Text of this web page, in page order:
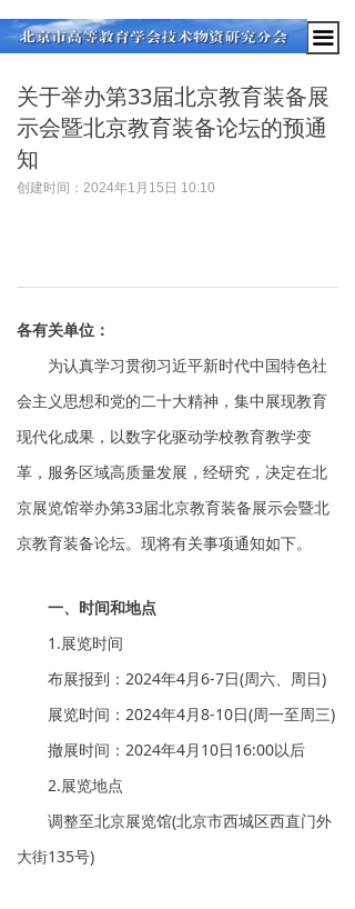
끀
关于举办第33届北京教育装备展
示会暨北京教育装备论坛的预通
知
创建时间： 2024年1月15日 10:10
各有关单位：
为认真学习贯彻习近平新时代中国特色社
会主义思想和党的二十大精神，集中展现教育
现代化成果，以数字化驱动学校教育教学变
革，服务区域高质量发展，经研究，决定在北
京展览馆举办第33届北京教育装备展示会暨北
京教育装备论坛。现将有关事项通知如下。
一、时间和地点
1.展览时间
布展报到：2024年4月6-7日(周六、周日)
展览时间：2024年4月8-10日(周一至周三)
撤展时间：2024年4月10日16:00以后
2.展览地点
调整至北京展览馆(北京市西城区西直门外
大街135号)